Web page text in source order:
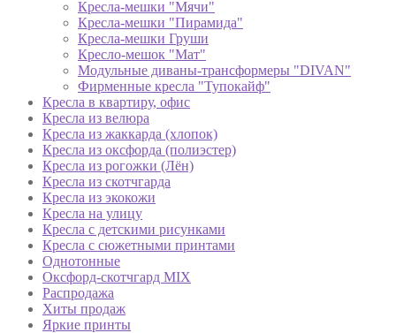
Кресла-мешки "Мячи"
Кресла-мешки "Пирамида"
Кресла-мешки Груши
Кресло-мешок "Мат"
Модульные диваны-трансформеры "DIVAN"
Фирменные кресла "Тупокайф"
Кресла в квартиру, офис
Кресла из велюра
Кресла из жаккарда (хлопок)
Кресла из оксфорда (полиэстер)
Кресла из рогожки (Лён)
Кресла из скотчгарда
Кресла из экокожи
Кресла на улицу
Кресла с детскими рисунками
Кресла с сюжетными принтами
Однотонные
Оксфорд-скотчгард MIX
Распродажа
Хиты продаж
Яркие принты